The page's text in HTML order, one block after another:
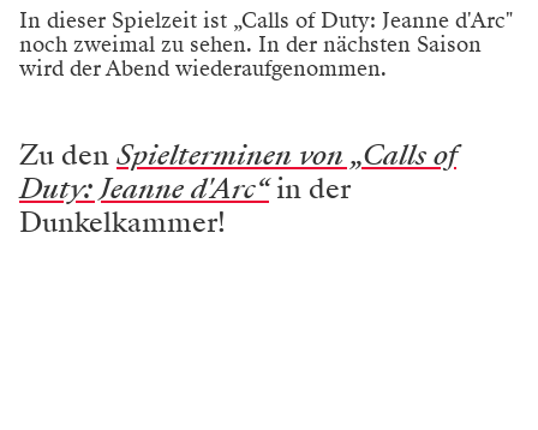
In dieser Spielzeit ist „Calls of Duty: Jeanne d'Arc"
noch zweimal zu sehen. In der nächsten Saison
wird der Abend wiederaufgenommen.
Zu denSpielterminen von „Calls of
Duty: Jeanne d'Arc“in der
Dunkelkammer!